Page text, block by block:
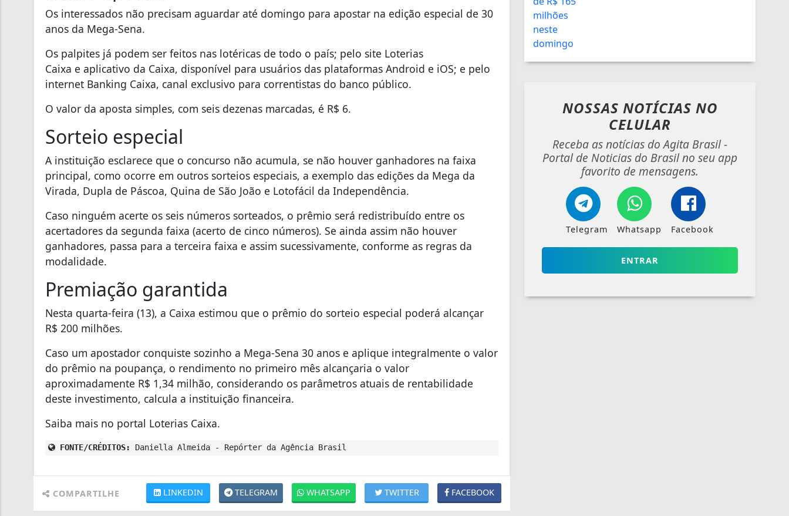
Os interessados não precisam aguardar até domingo para apostar na edição especial de 30
anos da Mega-Sena.
Os palpites já podem ser feitos nas lotéricas de todo o país; pelo site Loterias
Caixa e aplicativo da Caixa, disponível para usuários das plataformas Android e iOS; e pelo
internet Banking Caixa, canal exclusivo para correntistas do banco público.
O valor da aposta simples, com seis dezenas marcadas, é R$ 6.
Sorteio especial
A instituição esclarece que o concurso não acumula, se não houver ganhadores na faixa
principal, como ocorre em outros sorteios especiais, a exemplo das edições da Mega da
Virada, Dupla de Páscoa, Quina de São João e Lotofácil da Independência.
Caso ninguém acerte os seis números sorteados, o prêmio será redistribuído entre os
acertadores da segunda faixa (acerto de cinco números). Se ainda assim não houver
ganhadores, passa para a terceira faixa e assim sucessivamente, conforme as regras da
modalidade.
Premiação garantida
Nesta quarta-feira (13), a Caixa estimou que o prêmio do sorteio especial poderá alcançar
R$ 200 milhões.
Caso um apostador conquiste sozinho a Mega-Sena 30 anos e aplique integralmente o valor
do prêmio na poupança, o rendimento no primeiro mês alcançaria o valor
aproximadamente R$ 1,34 milhão, considerando os parâmetros atuais de rentabilidade
deste investimento, calcula a instituição financeira.
Saiba mais no portal Loterias Caixa.
FONTE/CRÉDITOS: Daniella Almeida - Repórter da Agência Brasil
COMPARTILHE FACEBOOK
TWITTER
WHATSAPP
TELEGRAM
LINKEDIN
NOSSAS NOTÍCIAS NO
CELULAR
Receba as notícias do Agita Brasil -
Portal de Noticias do Brasil no seu app
favorito de mensagens.
Telegram Whatsapp Facebook
ENTRAR